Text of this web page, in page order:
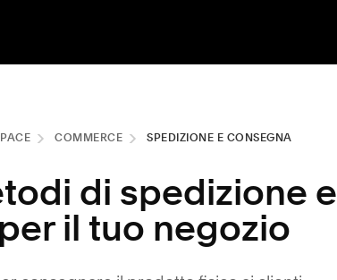
COMMERCE SPEDIZIONE E CONSEGNA
di spedizione e
il tuo negozio